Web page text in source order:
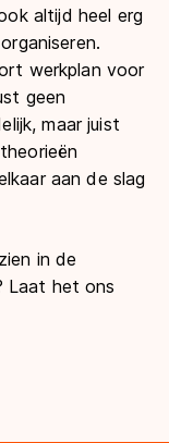
altijd heel erg
werkplan voor
geen
maar juist
aan de slag
in de
Laat het ons